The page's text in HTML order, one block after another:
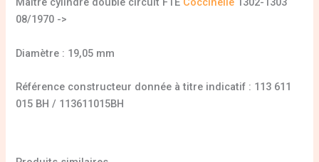
08/1970 ->
Diamètre : 19,05 mm
Référence constructeur donnée à titre indicatif : 113 611
015 BH / 113611015BH